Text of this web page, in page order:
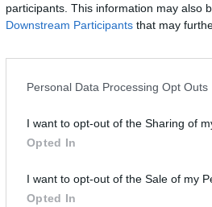
participants. This information may also
Downstream Participants that may
Personal Data Processing Opt Outs
I want to opt-out of the Sharing of
Opted In
I want to opt-out of the Sale of my
Opted In
σχετικά με το
μας στοInstagram.